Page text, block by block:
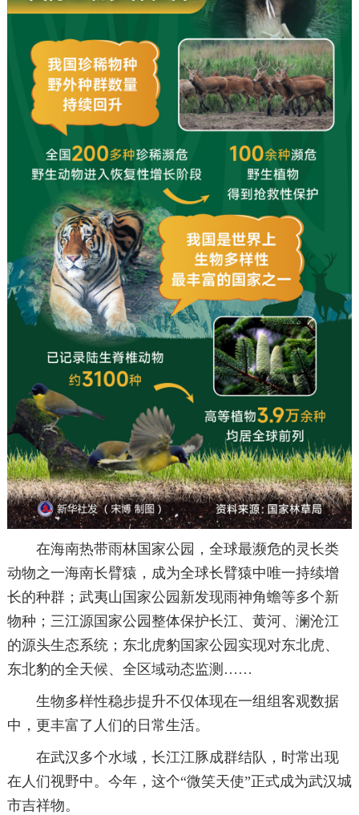
在海南热带雨林国家公园，全球最濒危的灵长类
动物之一海南长臂猿，成为全球长臂猿中唯一持续增
长的种群；武夷山国家公园新发现雨神角蟾等多个新
物种；三江源国家公园整体保护长江、黄河、澜沧江
的源头生态系统；东北虎豹国家公园实现对东北虎、
东北豹的全天候、全区域动态监测……
生物多样性稳步提升不仅体现在一组组客观数据
中，更丰富了人们的日常生活。
在武汉多个水域，长江江豚成群结队，时常出现
在人们视野中。今年，这个“微笑天使”正式成为武汉城
市吉祥物。